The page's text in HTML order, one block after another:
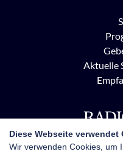
Aktuelle
Diese Webseite verwendet
Wir verwenden Cookies, um